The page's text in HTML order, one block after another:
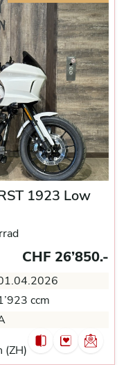
1923 Low
CHF 26’850.-
ccm
(ZH)